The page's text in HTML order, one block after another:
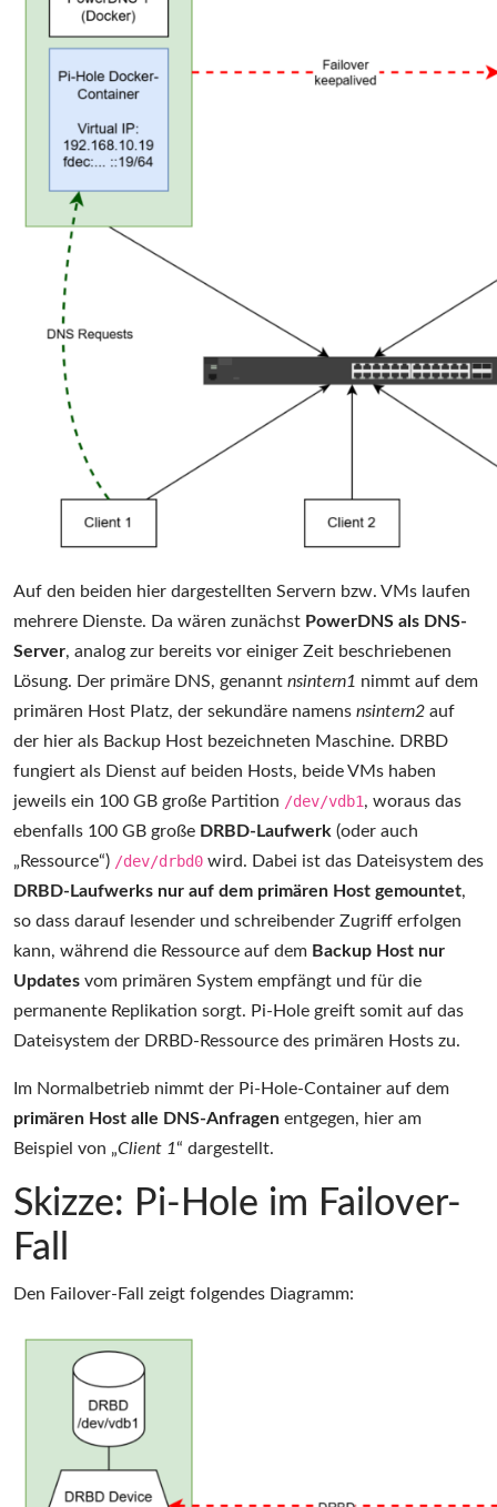
Auf den beiden hier dargestellten Servern bzw. VMs laufen
mehrere Dienste. Da wären zunächst PowerDNS als DNS-
Server, analog zur bereits vor einiger Zeit beschriebenen
Lösung. Der primäre DNS, genannt nsintern1 nimmt auf dem
primären Host Platz, der sekundäre namens nsintern2 auf
der hier als Backup Host bezeichneten Maschine. DRBD
fungiert als Dienst auf beiden Hosts, beide VMs haben
jeweils ein 100 GB große Partition /dev/vdb1, woraus das
ebenfalls 100 GB große DRBD-Laufwerk (oder auch
„Ressource“) /dev/drbd0 wird. Dabei ist das Dateisystem des
DRBD-Laufwerks nur auf dem primären Host gemountet,
so dass darauf lesender und schreibender Zugriff erfolgen
kann, während die Ressource auf dem Backup Host nur
Updates vom primären System empfängt und für die
permanente Replikation sorgt. Pi-Hole greift somit auf das
Dateisystem der DRBD-Ressource des primären Hosts zu.
Im Normalbetrieb nimmt der Pi-Hole-Container auf dem
primären Host alle DNS-Anfragen entgegen, hier am
Beispiel von „Client 1“ dargestellt.
Skizze: Pi-Hole im Failover-
Fall
Den Failover-Fall zeigt folgendes Diagramm: